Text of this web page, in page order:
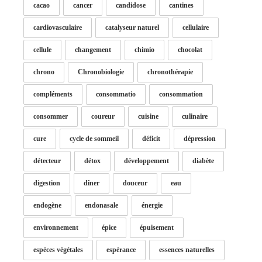
cacao cancer candidose cantines
cardiovasculaire catalyseur naturel cellulaire
cellule changement chimio chocolat
chrono Chronobiologie chronothérapie
compléments consommatio consommation
consommer coureur cuisine culinaire
cure cycle de sommeil déficit dépression
détecteur détox développement diabète
digestion dîner douceur eau
endogène endonasale énergie
environnement épice épuisement
espèces végétales espérance essences naturelles